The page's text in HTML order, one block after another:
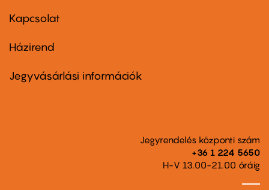
firstKapcsolat
Footer
second
Házirend
Jegyvásárlási információk
Jegyrendelés központi szám
+36 1 224 5650
H-V 13.00-21.00 óráig